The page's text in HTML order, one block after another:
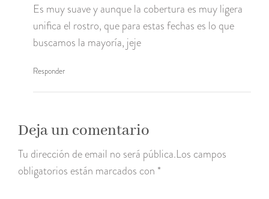
Es muy suave y aunque la cobertura es muy ligera
unifica el rostro, que para estas fechas es lo que
buscamos la mayoría, jeje
Responder
Deja un comentario
Tu dirección de email no será pública.Los campos
obligatorios están marcados con *